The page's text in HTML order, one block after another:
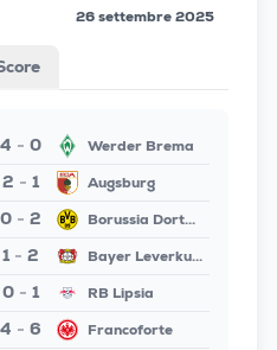
26 settembre 2025
4 - 0
Werder Brema
2 - 1
Augsburg
0- 2
Borussia Dortmund
1- 2
Bayer Leverkusen
0- 1
RB Lipsia
4 - 6
Francoforte